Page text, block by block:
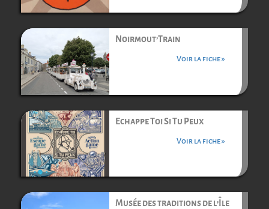
Noirmout’Train
Voir la fiche »
Echappe Toi Si Tu Peux
Voir la fiche »
Musée des traditions de l’Île